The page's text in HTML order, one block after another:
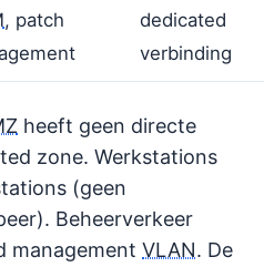
, patch
dedicated
verbinding
heeft geen directe
zone. Werkstations
(geen
Beheerverkeer
management VLAN. De